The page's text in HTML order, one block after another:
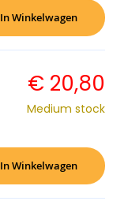
In Winkelwagen
€ 20,80
Medium stock
In Winkelwagen